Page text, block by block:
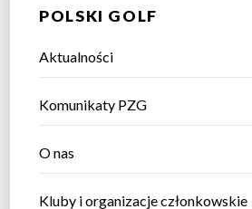
POLSKI GOLF
Aktualności
Komunikaty PZG
O nas
Kluby i organizacje członkowskie